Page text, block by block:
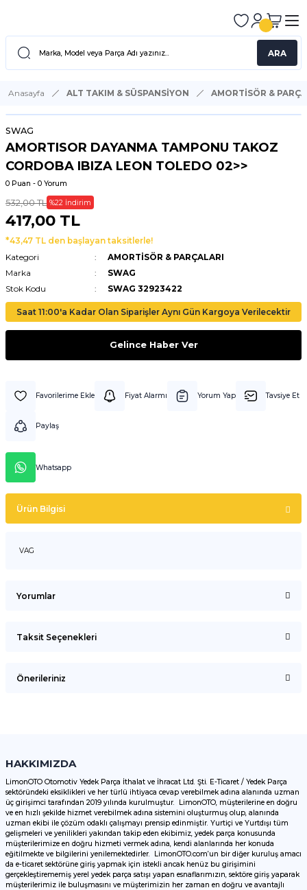
ARA
Anasayfa ALT TAKIM & SÜSPANSİYON AMORTİSÖR &
SWAG
AMORTISOR DAYANMA TAMPONU TAKOZ
CORDOBA IBIZA LEON TOLEDO 02>>
0 Puan - 0 Yorum
532,00 TL %22 İndirim
417,00 TL
*43,47 TL den başlayan taksitlerle!
Kategori
AMORTİSÖR & PARÇALARI
Marka
SWAG
Stok Kodu
SWAG 32923422
Saat 11:00'a Kadar Olan Siparişler Aynı Gün Kargoya Verilecektir
Gelince Haber Ver
Fiyat Alarmı Yorum Yap Tavsiye Et
Paylaş
Whatsapp
Ürün Bilgisi
VAG
Yorumlar
Taksit Seçenekleri
Önerileriniz
Görüş ve önerileriniz için teşekkür ederiz.
Ürün resmi kalitesiz, bozuk veya görüntülenemiyor.
Ürün açıklamasında eksik bilgiler bulunuyor.
Ürün bilgilerinde hatalar bulunuyor.
Ürün fiyatı diğer sitelerden daha pahalı.
Bu ürüne benzer farklı alternatifler olmalı.
HAKKIMIZDA
LimonOTO Otomotiv Yedek Parça İthalat ve İhracat Ltd. Şti. E-Ticaret / Yedek Parça
sektöründeki eksiklikleri ve her türlü ihtiyaca cevap verebilmek adına alanında uzman
üç girişimci tarafından 2019 yılında kurulmuştur. LimonOTO, müşterilerine en doğru
ve en hızlı şekilde hizmet verebilmek adına sistemini oluşturmuş olup, alanında
uzman ekibi ile çözüm odaklı çalışmayı prensip edinmiştir. Yurtiçi ve Yurtdışı tüm
gelişmeleri ve yenilikleri yakından takip eden ekibimiz, yedek parça konusunda
müşterilerimize en doğru hizmeti vermek adına, kendi alanlarında her konuda
eğitilmekte ve bilgilerini yenilemektedirler. LimonOTO.com’un bir diğer kuruluş amacı
da e-ticaret sektörüne giriş yapmak için istekli ancak henüz bu girişimini
gerçekleştirememiş yerel yedek parça satışı yapan esnaflarımızın, sektöre giriş yaparak
müşterilerimiz ile buluşmasını ve müşterimizin her zaman en doğru ve avantajlı